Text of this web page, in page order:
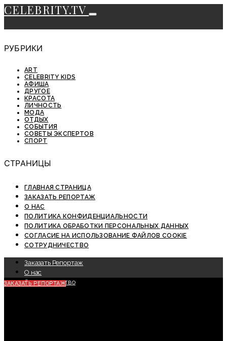
CELEBRITY.TV
РУБРИКИ
ART
CELEBRITY KIDS
АФИША
ДРУГОЕ
КРАСОТА
ЛИЧНОСТЬ
МОДА
ОТДЫХ
СОБЫТИЯ
СОВЕТЫ ЭКСПЕРТОВ
СПОРТ
СТРАНИЦЫ
ГЛАВНАЯ СТРАНИЦА
ЗАКАЗАТЬ РЕПОРТАЖ
О НАС
ПОЛИТИКА КОНФИДЕНЦИАЛЬНОСТИ
ПОЛИТИКА ОБРАБОТКИ ПЕРСОНАЛЬНЫХ ДАННЫХ
СОГЛАСИЕ НА ИСПОЛЬЗОВАНИЕ ФАЙЛОВ COOKIE
СОТРУДНИЧЕСТВО
Заказать Репортаж
О нас
Сотрудничество
ЗАКАЗАТЬ РЕПОРТАЖ